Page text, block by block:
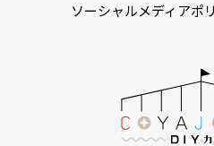
ソーシャルメディアポ